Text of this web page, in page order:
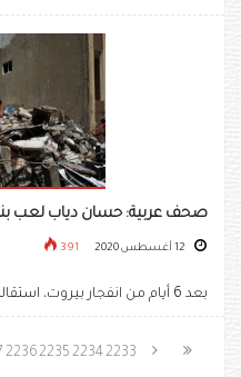
صحف عربية: حسان دياب لعب بنار
391
بعد 6 أيام من انفجار بيروت، استقالت حكومة حسان دياب، .....
2233
2234
2235
2236